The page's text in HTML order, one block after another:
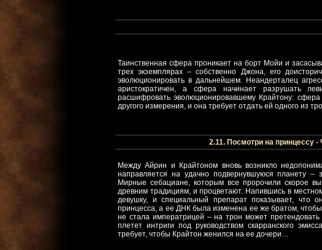
Таинственная сфера проникает на борт Мойи и
трех экземплярах – собственно Джона, его
эволюционировать в дальнейшем. Неандерталец
аристократичен, а сфера начинает разрушать
расшифровать эволюционировавшему Крайтону:
другого измерения, и она требует отдать ей одного из
2.11. Посмотри на принцессу
Между Айрин и Крайтоном вновь возникло
направляется на удачно подвернувшуюся планету –
Мирные себациане, которым все пророчили скорое
древним традициям, и процветают. Напившись в
девушку, и специальный препарат показывает, что
принцесса, а ее ДНК была изменена ее же братом,
не стала императрицей – на трон может
плетет интриги под руководством скарранского
требует, чтобы Крайтон женился на ее дочери…